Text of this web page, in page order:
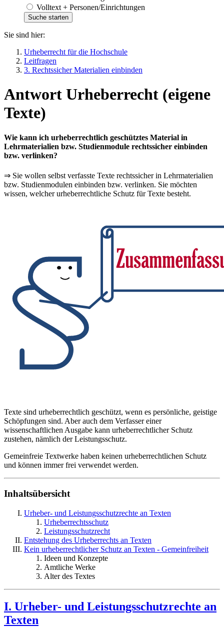
Volltext + Personen/Einrichtungen
Sie sind hier:
Urheberrecht für die Hochschule
Leitfragen
3. Rechtssicher Materialien einbinden
Antwort Urheberrecht (eigene
Texte)
Wie kann ich urheberrechtlich geschütztes Material in
Lehrmaterialien bzw. Studienmodule rechtssicher einbinden
bzw. verlinken?
⇒ Sie wollen selbst verfasste Texte rechtssicher in Lehrmaterialien
bzw. Studienmodulen einbinden bzw. verlinken. Sie möchten
wissen, welcher urheberrechtliche Schutz für Texte besteht.
Texte sind urheberrechtlich geschützt, wenn es persönliche, geistige
Schöpfungen sind. Aber auch dem Verfasser einer
wissenschaftlichen Ausgabe kann urheberrechtlicher Schutz
zustehen, nämlich der Leistungsschutz.
Gemeinfreie Textwerke haben keinen urheberrechtlichen Schutz
und können immer frei verwendet werden.
Inhaltsübersicht
Urheber- und Leistungsschutzrechte an Texten
Urheberrechtsschutz
Leistungsschutzrecht
Entstehung des Urheberrechts an Texten
Kein urheberrechtlicher Schutz an Texten - Gemeinfreiheit
Ideen und Konzepte
Amtliche Werke
Alter des Textes
I. Urheber- und Leistungsschutzrechte an
Texten